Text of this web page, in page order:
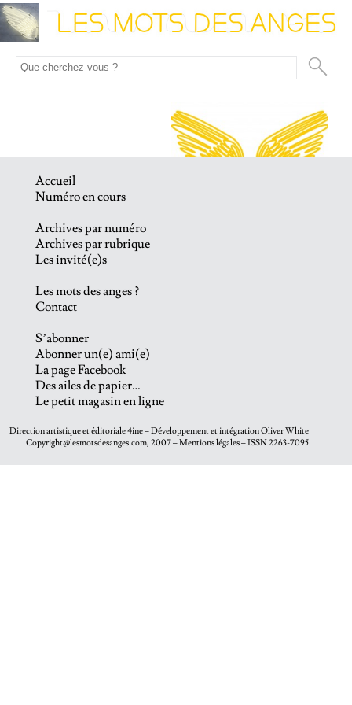
Accueil
Numéro en cours
Archives par numéro
Archives par rubrique
Les invité(e)s
Les mots des anges ?
Contact
S’abonner
Abonner un(e) ami(e)
La page Facebook
Des ailes de papier…
Le petit magasin en ligne
Direction artistique et éditoriale4ine– Développement et intégrationOliver White
Copyright@lesmotsdesanges.com, 2007 – Mentions légales – ISSN 2263-7095